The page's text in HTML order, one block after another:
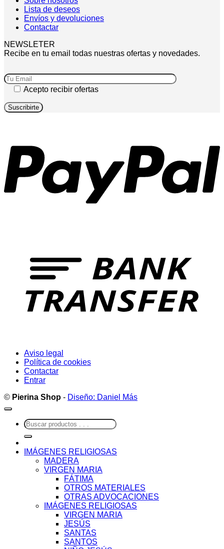
Lista de deseos
Envíos y devoluciones
Contactar
NEWSLETER
Recibe en tu email todas nuestras ofertas y novedades.
Acepto recibir ofertas
Aviso legal
Política de cookies
Contactar
Entrar
© Pierina Shop - Diseño: Daniel Más
Buscar
por:
IMÁGENES RELIGIOSAS
MADERA
VIRGEN MARIA
FÁTIMA
OTROS MATERIALES
OTRAS ADVOCACIONES
IMÁGENES RELIGIOSAS
VIRGEN MARIA
JESÚS
SANTAS
SANTOS